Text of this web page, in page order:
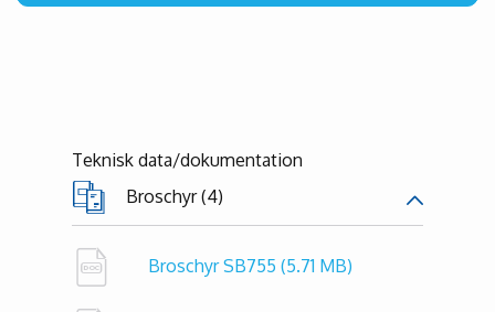
Teknisk data/dokumentation
Broschyr (4)
Broschyr SB755 (5.71 MB)